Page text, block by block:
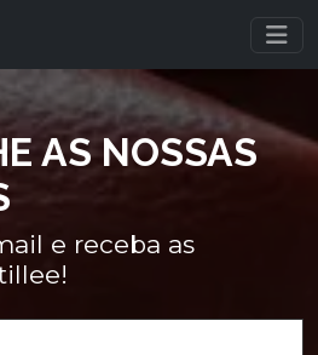
AS NOSSAS
e receba as